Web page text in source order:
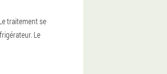
traitement se
Le